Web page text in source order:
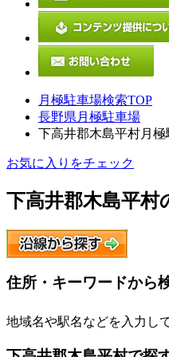
月極駐車場検索TOP
長野県月極駐車場
下高井郡木島平村月極
お気に入りをチェック
下高井郡木島平村
住所・キーワードから
地域名や駅名などを入力し